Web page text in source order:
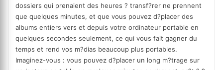
dossiers qui prenaient des heures ? transf?rer ne prennent
que quelques minutes, et que vous pouvez d?placer des
albums entiers vers et depuis votre ordinateur portable en
quelques secondes seulement, ce qui vous fait gagner du
temps et rend vos m?dias beaucoup plus portables.
Imaginez-vous : vous pouvez d?placer un long m?trage sur